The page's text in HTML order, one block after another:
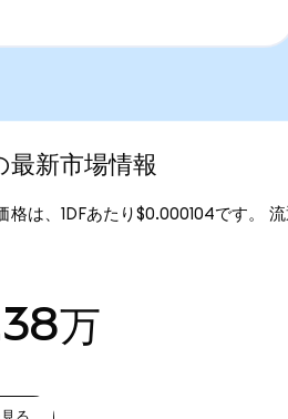
新市場情報
格は、1DFあたり$0.000104です。
万